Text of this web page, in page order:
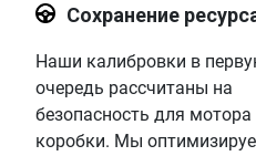
Сохранение
Наши калибровки в
очередь рассчитаны на
безопасность для мотора
коробки. Мы